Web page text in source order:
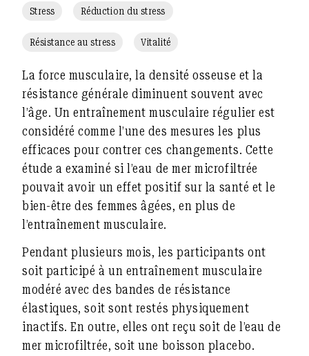
Stress Réduction du stress
Résistance au stress Vitalité
La force musculaire, la densité osseuse et la
résistance générale diminuent souvent avec
l’âge. Un entraînement musculaire régulier est
considéré comme l’une des mesures les plus
efficaces pour contrer ces changements. Cette
étude a examiné sil’eau de mer microfiltrée
pouvait avoir un effet positif sur la santé et le
bien-être des femmes âgées, en plus de
l’entraînement musculaire.
Pendant plusieurs mois, les participants ont
soit participé à un entraînement musculaire
modéré avec des bandes de résistance
élastiques, soit sont restés physiquement
inactifs. En outre, elles ont reçu soit de l’eau de
mer microfiltrée, soit une boisson placebo.